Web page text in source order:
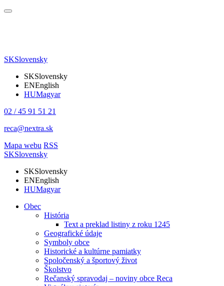
SKSlovensky
SKSlovensky
ENEnglish
HUMagyar
02 / 45 91 51 21
reca@nextra.sk
Mapa webu RSS
SKSlovensky
SKSlovensky
ENEnglish
HUMagyar
Obec
História
Text a preklad listiny z roku 1245
Geografické údaje
Symboly obce
Historické a kultúrne pamiatky
Spoločenský a športový život
Školstvo
Rečanský spravodaj – noviny obce Reca